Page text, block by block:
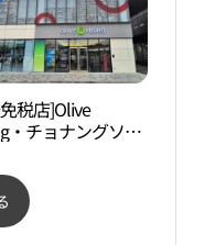
税店]Olive
・チョナングソン
구성점)